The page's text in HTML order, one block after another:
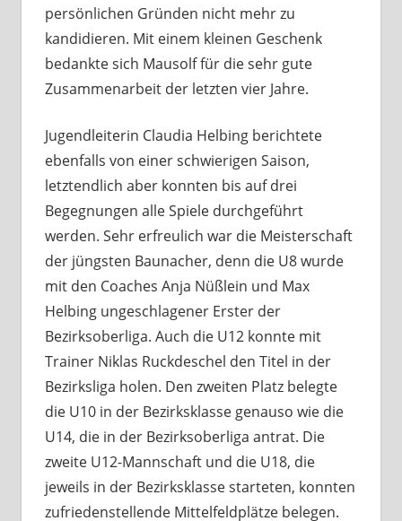
persönlichen Gründen nicht mehr zu
kandidieren. Mit einem kleinen Geschenk
bedankte sich Mausolf für die sehr gute
Zusammenarbeit der letzten vier Jahre.
Jugendleiterin Claudia Helbing berichtete
ebenfalls von einer schwierigen Saison,
letztendlich aber konnten bis auf drei
Begegnungen alle Spiele durchgeführt
werden. Sehr erfreulich war die Meisterschaft
der jüngsten Baunacher, denn die U8 wurde
mit den Coaches Anja Nüßlein und Max
Helbing ungeschlagener Erster der
Bezirksoberliga. Auch die U12 konnte mit
Trainer Niklas Ruckdeschel den Titel in der
Bezirksliga holen. Den zweiten Platz belegte
die U10 in der Bezirksklasse genauso wie die
U14, die in der Bezirksoberliga antrat. Die
zweite U12-Mannschaft und die U18, die
jeweils in der Bezirksklasse starteten, konnten
zufriedenstellende Mittelfeldplätze belegen.